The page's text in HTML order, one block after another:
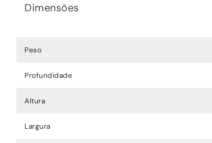
Dimensões
Peso
Profundidade
Altura
Largura